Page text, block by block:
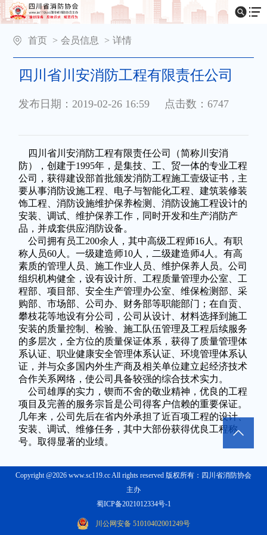
首页 > 会员信息 > 详情
四川省川安消防工程有限责任公司
发布日期：2019-02-26 16:59 点击数：6747
四川省川安消防工程有限责任公司（简称川安消
防），创建于1995年，是集技、工、贸一体的专业工程
公司，获得建设部首批颁发消防工程施工壹级证书，主
要从事消防设施工程、电子与智能化工程、建筑装修装
饰工程、消防设施维护保养检测、消防设施工程设计的
安装、调试、维护保养工作，同时开发和生产消防产
品，并成套供应消防设备。
公司拥有员工200余人，其中高级工程师16人。有职
称人员60人。一级建造师10人，二级建造师4人。有高
素质的管理人员、施工作业人员、维护保养人员。公司
组织机构健全，设有设计所、工程质量管理办公室、工
程部、项目部、安全生产管理办公室、维保检测部、采
购部、市场部、公司办、财务部等职能部门；在自贡、
攀枝花等地设有分公司，公司从设计、材料选择到施工
安装的质量控制、检验、施工队伍管理及工程后续服务
的多层次，全方位的质量保证体系，获得了质量管理体
系认证、职业健康安全管理体系认证、环境管理体系认
证，并与众多国内外生产商及相关单位建立起经济技术
合作关系网络，使公司具备较强的综合技术实力。
公司雄厚的实力，锲而不舍的敬业精神，优良的工程
项目及完善的服务宗旨是公司得客户信赖的重要保证。
几年来，公司先后在省内外承担了近百项工程的设计、
安装、调试、维修任务，其中大部份获得优良工程称
号。取得显著的业绩。
Copyright @2026 www.sc119.cc All rights reserved 版权所有：四川省消防协会
主办
蜀ICP备2021012334号-1
川公网安备 51010402001249号